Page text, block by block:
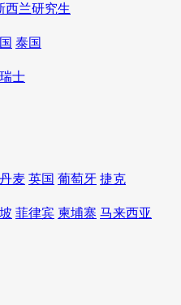
西兰研究生
泰国
瑞士
丹麦 英国 葡萄牙 捷克
菲律宾 柬埔寨 马来西亚